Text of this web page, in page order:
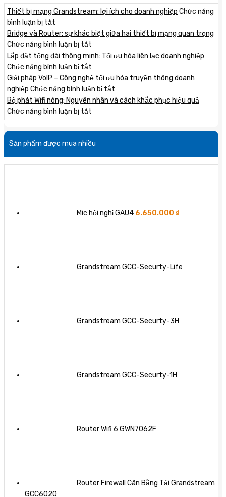
Thiết bị mạng Grandstream: lợi ích cho doanh nghiệp Chức năng
bình luận bị tắt
Thiết
bị
mạng
Grandstream:
lợi
ích
cho
doanh
nghiệp
Bridge và Router: sự khác biệt giữa hai thiết bị mạng quan trọng
Chức năng bình luận bị tắt
Bridge
Router:
sự
khác
giữa
hai
thiết
bị
mạng
Lắp đặt tổng đài thông minh: Tối ưu hóa liên lạc doanh nghiệp
Chức năng bình luận bị tắt
Lắp
đặt
tổng
thông
minh:
Tối
ưu
hóa
nghiệp
Giải pháp VoIP – Công nghệ tối ưu hóa truyền thông doanh
nghiệp Chức năng bình luận bị tắt
Giải
VoIP
–
nghệ
tối
thông
Bộ phát Wifi nóng: Nguyên nhân và cách khắc phục hiệu quả
Chức năng bình luận bị tắt
Bộ
phát
Wifi
nóng:
Nguyên
khắc
Sản phẩm được mua nhiều
Mic hội nghị GAU4 6.650.000 ₫
Grandstream GCC-Securty-Life
Grandstream GCC-Securty-3H
Grandstream GCC-Securty-1H
Router Wifi 6 GWN7062F
Router Firewall Cân Bằng Tải Grandstream
GCC6020